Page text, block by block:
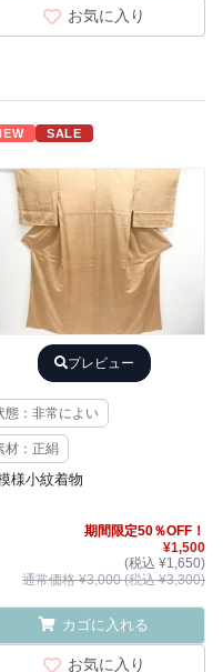
お気に入り
SALE
プレビュー
態：非常によい
材：正絹
様小紋着物
期間限定50％OFF！
¥1,500
(税込 ¥1,650)
通常価格 ¥3,000 (税込 ¥3,300)
カゴに入れる
お気に入り